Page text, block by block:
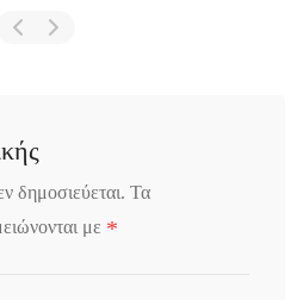
δημοσιεύεται. Τα
με *